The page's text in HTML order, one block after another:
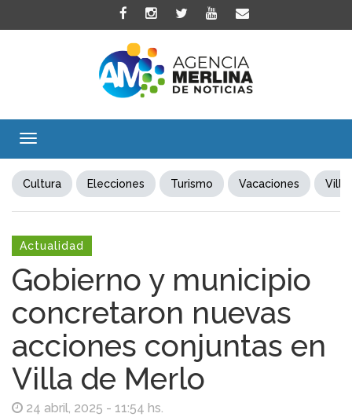
Toggle
Cultura Elecciones Turismo Vacaciones Villa
Actualidad
Gobierno y municipio
concretaron nuevas
acciones conjuntas en
Villa de Merlo
24 abril, 2025 - 11:54 hs.